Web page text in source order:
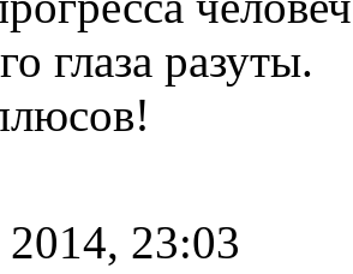
глаза разуты.
2014, 23:03